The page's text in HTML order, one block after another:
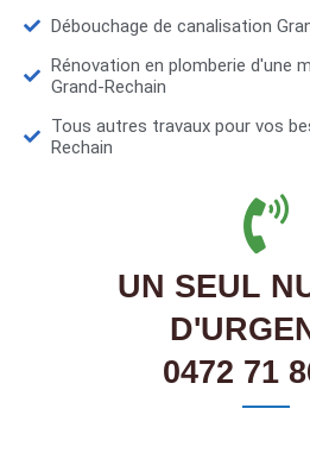
Débouchage de canalisation
Rénovation en plomberie d'une
Grand-Rechain
Tous autres travaux pour vos
Rechain
UN SEUL
0472 71